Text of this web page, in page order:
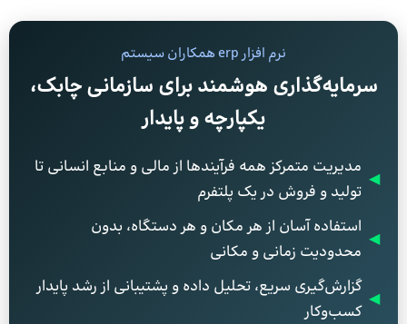
نرم افزار erp همکاران سیستم
سرمایه‌گذاری هوشمند برای سازمانی چابک،
یکپارچه و پایدار
◀
مدیریت متمرکز همه فرآیندها از مالی و منابع انسانی تا
تولید و فروش در یک پلتفرم
◀
استفاده آسان از هر مکان و هر دستگاه، بدون
محدودیت زمانی و مکانی
◀
گزارش‌گیری سریع، تحلیل داده و پشتیبانی از رشد پایدار
کسب‌وکار